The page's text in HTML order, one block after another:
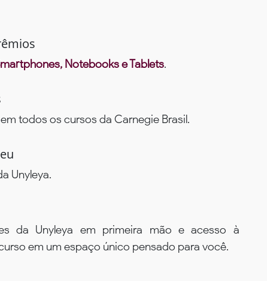
Notebooks e Tablets.
todos os cursos da Carnegie Brasil.
Unyleya.
da Unyleya em primeira mão e acesso à
em um espaço único pensado para você.